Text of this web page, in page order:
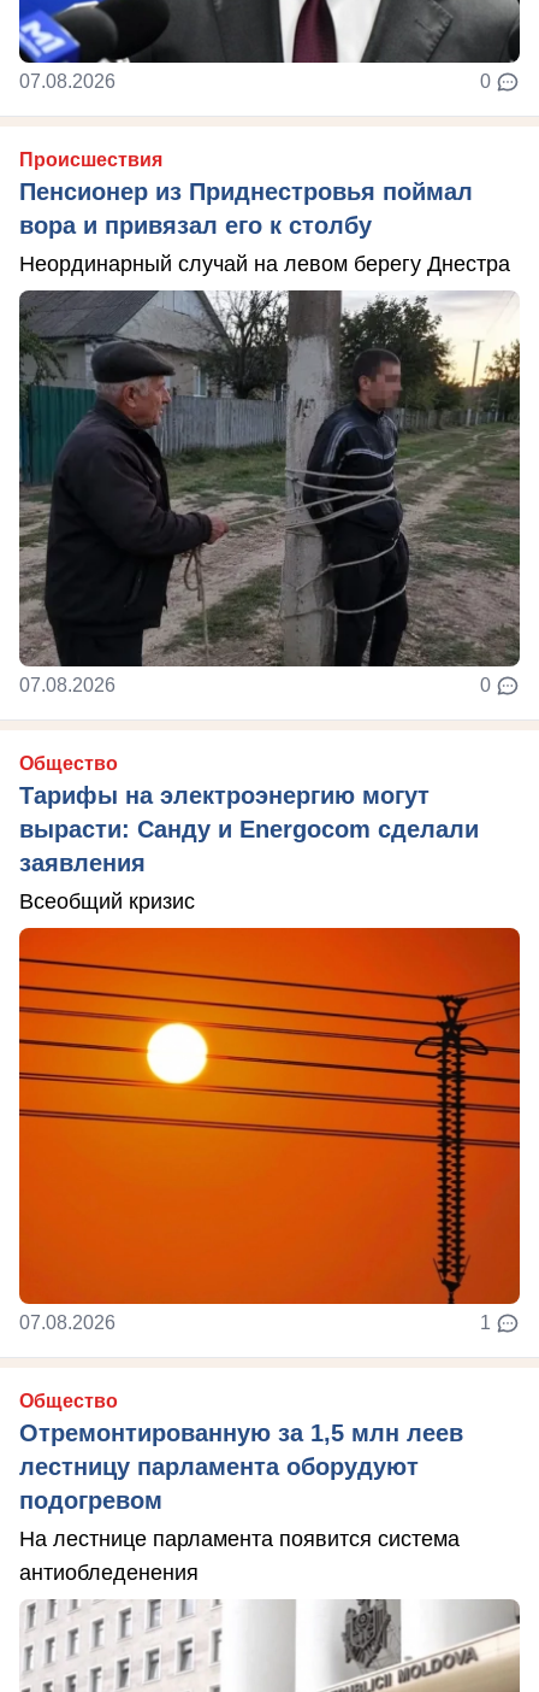
07.08.2026 0
Происшествия
Пенсионер из Приднестровья поймал
вора и привязал его к столбу
Неординарный случай на левом берегу Днестра
07.08.2026 0
Общество
Тарифы на электроэнергию могут
вырасти: Санду и Energocom сделали
заявления
Всеобщий кризис
07.08.2026 1
Общество
Отремонтированную за 1,5 млн леев
лестницу парламента оборудуют
подогревом
На лестнице парламента появится система
антиобледенения